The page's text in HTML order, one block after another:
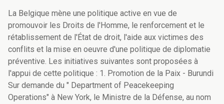
La Belgique mène une politique active en vue de
promouvoir les Droits de l'Homme, le renforcement et le
rétablissement de l'État de droit, l'aide aux victimes des
conflits et la mise en oeuvre d'une politique de diplomatie
préventive. Les initiatives suivantes sont proposées à
l'appui de cette politique : 1. Promotion de la Paix - Burundi
Sur demande du " Department of Peacekeeping
Operations" à New York, le Ministre de la Défense, au nom